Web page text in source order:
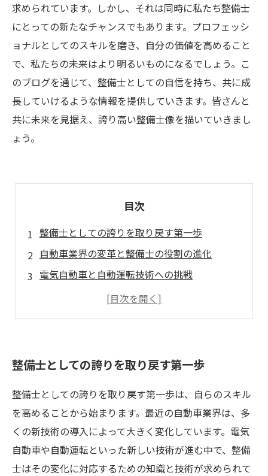
求められています。しかし、それは同時に私たち整備士
にとっての新たなチャンスでもあります。プロフェッシ
ョナルとしてのスキルを磨き、自分の価値を高めること
で、私たちの未来はより明るいものになるでしょう。こ
のブログを通じて、整備士としての自信を持ち、共に成
長していけるような情報を提供していきます。皆さんと
共に未来を見据え、誇り高い整備士像を描いていきまし
ょう。
目次
整備士としての誇りを取り戻す第一歩
自動車業界の変革と整備士の役割の進化
電気自動車と自動運転技術への挑戦
成長する市場で求められるスキルとは
プロフェッショナルとしての価値を高める方法
これからの整備士が描く誇り高きビジョン
整備士としての誇りを取り戻す第一歩
整備士としての誇りを取り戻す第一歩は、自らのスキル
を高めることから始まります。最近の自動車業界は、多
くの新技術の導入によって大きく変化しています。電気
自動車や自動運転といった新しい技術が進む中で、整備
士はその変化に対応するための知識と技術が求められて